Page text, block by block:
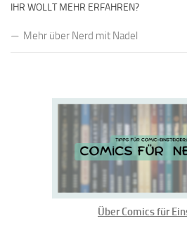
IHR WOLLT MEHR ERFAHREN?
Mehr über Nerd mit Nadel
Über Comics für